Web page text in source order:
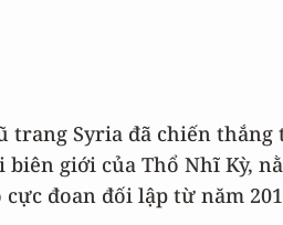
trang Syria đã chiến
giới của Thổ Nhĩ Kỳ,
đoan đối lập từ năm